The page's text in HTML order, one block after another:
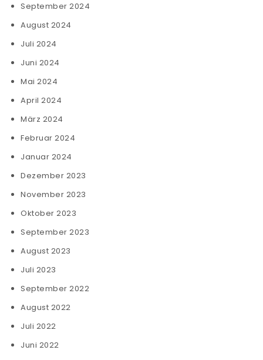
September 2024
August 2024
Juli 2024
Juni 2024
Mai 2024
April 2024
März 2024
Februar 2024
Januar 2024
Dezember 2023
November 2023
Oktober 2023
September 2023
August 2023
Juli 2023
September 2022
August 2022
Juli 2022
Juni 2022